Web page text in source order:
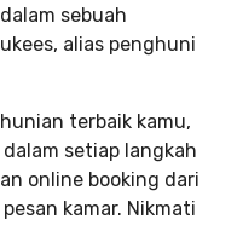
sebuah
alias penghuni
terbaik kamu,
setiap langkah
online booking dari
kamar. Nikmati